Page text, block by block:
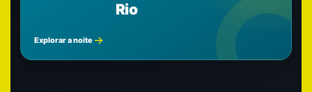
Rio
Explorar a noite